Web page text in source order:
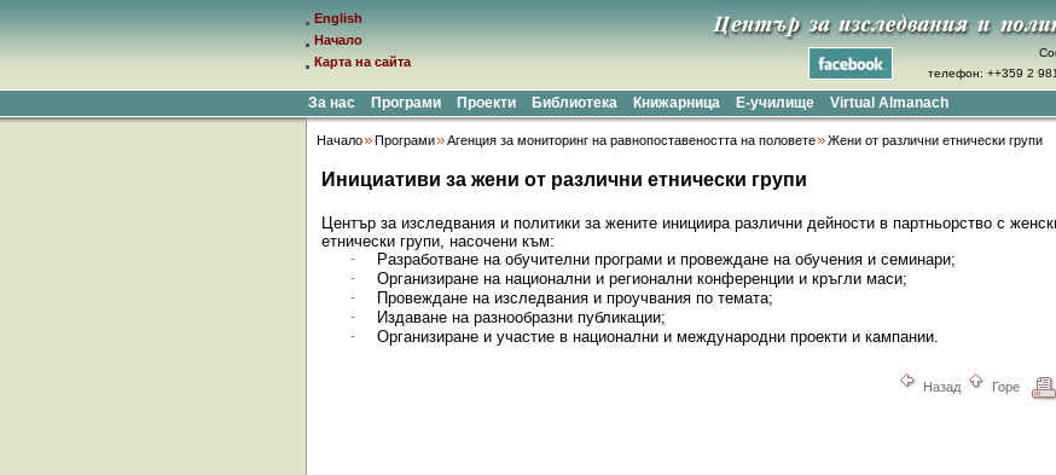
English
Начало
Карта на сайта
телефон: ++359 2
За нас Програми Проекти Библиотека Книжарница Е-училище Virtual Almanach
Начало Програми Агенция за мониторинг на равнопоставеността на половете Жени от различни етнически групи
Инициативи за жени от различни етнически групи
Център за изследвания и политики за жените инициира различни дейности в партньорство с
етнически групи, насочени към:
·
Разработване на обучителни програми и провеждане на обучения и семинари;
·
Организиране на национални и регионални конференции и кръгли маси;
·
Провеждане на изследвания и проучвания по темата;
·
Издаване на разнообразни публикации;
·
Организиране и участие в национални и международни проекти и кампании.
Назад Горе